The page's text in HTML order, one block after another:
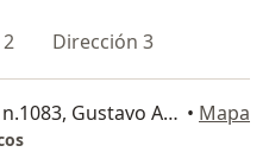
Dirección 3
San Juan de Puerto Rico n.1083, Gustavo A Madero • Mapa